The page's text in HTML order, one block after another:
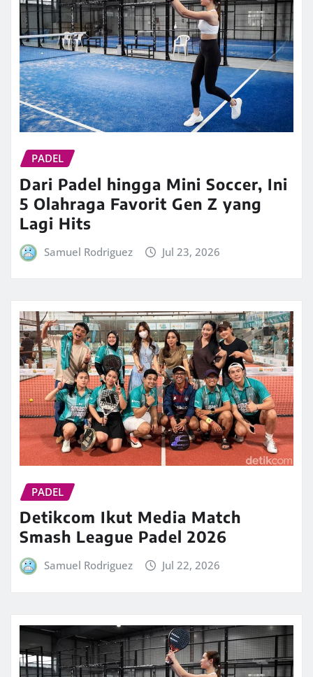
PADEL
Dari Padel hingga Mini Soccer, Ini
5 Olahraga Favorit Gen Z yang
Lagi Hits
Samuel Rodriguez Jul 23, 2026
PADEL
Detikcom Ikut Media Match
Smash League Padel 2026
Samuel Rodriguez Jul 22, 2026